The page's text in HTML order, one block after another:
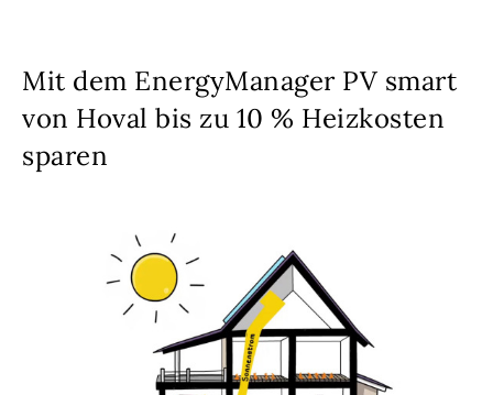
Mit dem EnergyManager PV smart
von Hoval bis zu 10 % Heizkosten
sparen